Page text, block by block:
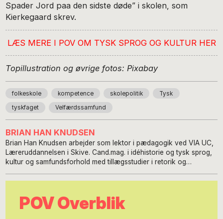
Spader Jord paa den sidste døde” i skolen, som
Kierkegaard skrev.
LÆS MERE I POV OM TYSK SPROG OG KULTUR HER
Topillustration og øvrige fotos: Pixabay
folkeskole kompetence skolepolitik Tysk
tyskfaget Velfærdssamfund
BRIAN HAN KNUDSEN
Brian Han Knudsen arbejder som lektor i pædagogik ved VIA UC,
Læreruddannelsen i Skive. Cand.mag. i idéhistorie og tysk sprog,
kultur og samfundsforhold med tillægsstudier i retorik og
oplysnings- og metafysikkritik. Engageret i fagene på det
læreruddannelsen, herunder bachelorprojektet, med vægt på
almen dannelse/kristendom/livsoplysning/medborgerskab. Har
POV Overblik